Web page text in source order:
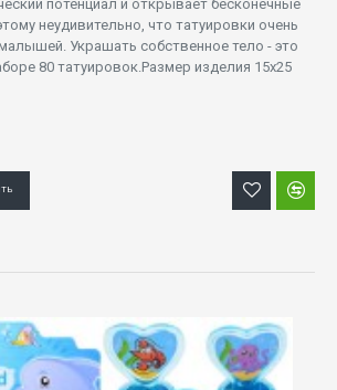
потенциал и открывает бесконечные
неудивительно, что татуировки очень
Украшать собственное тело - это
80 татуировок.Размер изделия 15х25